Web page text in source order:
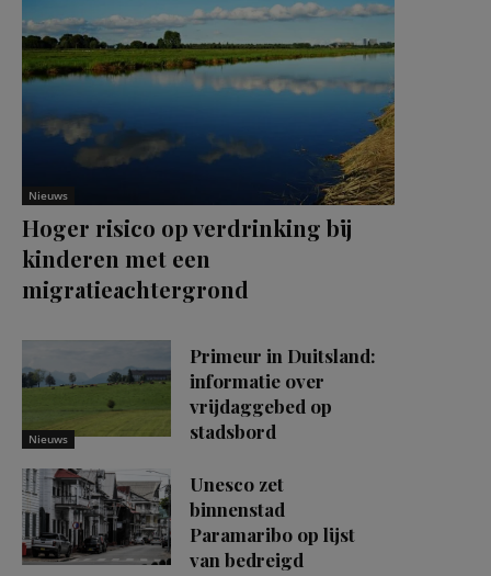
Nieuws
Hoger risico op verdrinking bij
kinderen met een
migratieachtergrond
Nieuws
Primeur in Duitsland:
informatie over
vrijdaggebed op
stadsbord
Unesco zet
binnenstad
Paramaribo op lijst
van bedreigd